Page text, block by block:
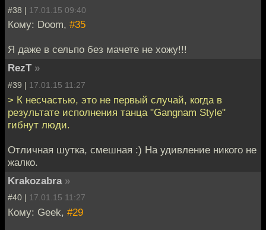
#38 | 17.01.15 09:40
Кому: Doom, #35
Я даже в сельпо без мачете не хожу!!!
RezT »
#39 | 17.01.15 11:27
> К несчастью, это не первый случай, когда в
результате исполнения танца "Gangnam Style"
гибнут люди.
Отличная шутка, смешная :) На удивление никого не
жалко.
Krakozabra »
#40 | 17.01.15 11:27
Кому: Geek, #29